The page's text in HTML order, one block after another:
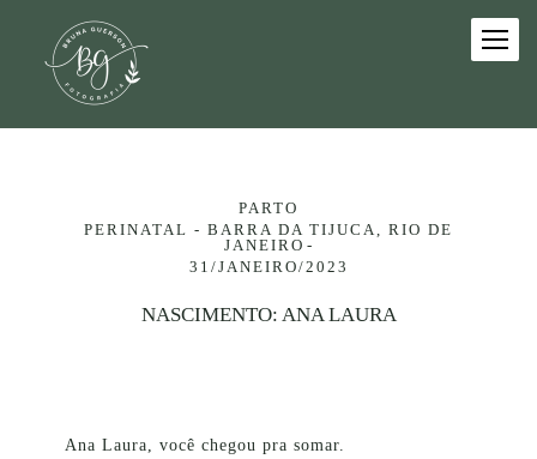
PARTO
PERINATAL - BARRA DA TIJUCA, RIO DE
JANEIRO
31/JANEIRO/2023
NASCIMENTO: ANA LAURA
Ana Laura, você chegou pra somar.